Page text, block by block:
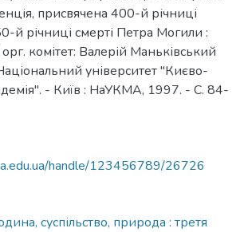
присвячена 400-й річниці
й річниці смерті Петра Могили :
комітет: Валерій Маньківський
університет "Києво-
- Київ : НаУКМА, 1997. - С. 84-
handle/123456789/26726
суспільство, природа : третя